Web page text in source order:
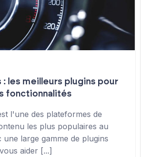
: les meilleurs plugins pour
fonctionnalités
l'une des plateformes de
les plus populaires au
une large gamme de plugins
aider [...]